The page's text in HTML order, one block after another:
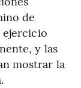
de
ejercicio
y las
mostrar la